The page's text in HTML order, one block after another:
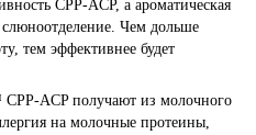
CPP-ACP, а ароматическая
Чем дольше
тем эффективнее будет
ACP получают из молочного
на молочные протеины,